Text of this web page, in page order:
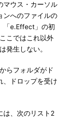
マウス・カーソル
ンへのファイルの
「e.Effect」の初
こではこれ以外
発生しない。
らフォルダがド
、ドロップを受け
、次のリスト2